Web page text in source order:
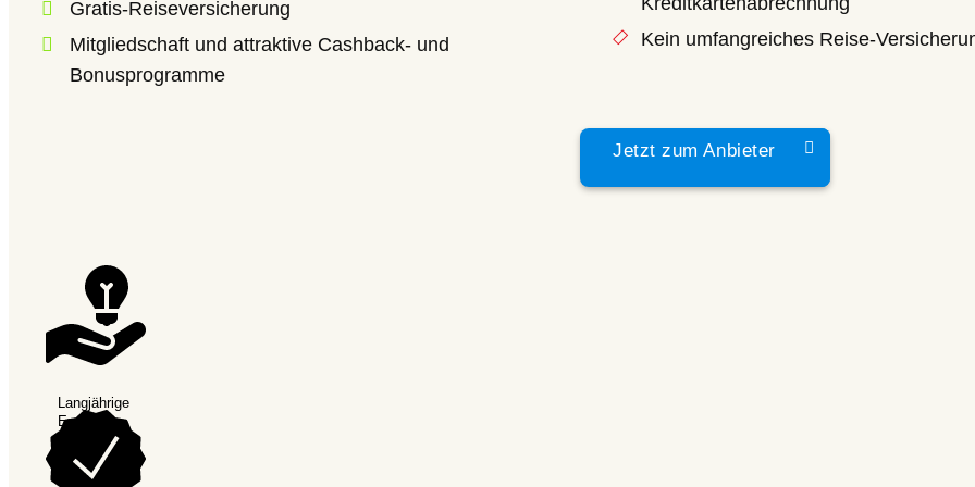
In Deutschland haben die Bürger unter bestimmten Voraussetzungen die Möglichkeit, sich zwischen...
Gratis-Reiseversicherung
Mitgliedschaft und attraktive Cashback- und
Bonusprogramme
Kein umfangreiches Reise-
Jetzt zum Anbieter
Langjährige
Expertise